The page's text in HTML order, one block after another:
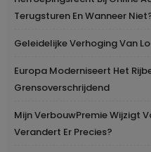
Terugsturen En Wanneer
Geleidelijke Verhoging Van
Europa Moderniseert Het
Grensoverschrijdend
Mijn VerbouwPremie Wijzigt
Verandert Er Precies?